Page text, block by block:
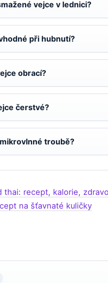
vejce v lednici?
při hubnutí?
obrací?
čerstvé?
troubě?
thai: recept, kalorie,
na šťavnaté kuličky